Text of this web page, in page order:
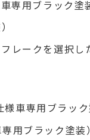
専用ブラック塗
レークを選択
車専用ブラック
用ブラック塗装）